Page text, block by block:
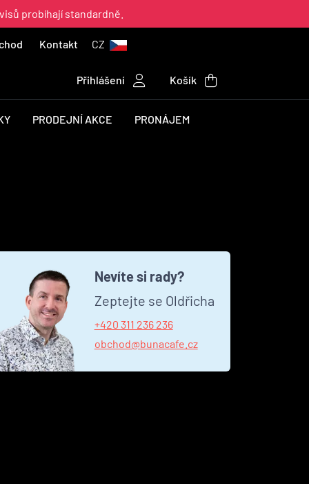
probíhají standardně.
Kontakt CZ
Přihlášení Košík
PRODEJNÍ AKCE PRONÁJEM
Nevíte si rady?
Zeptejte se Oldřicha
+420 311 236 236
obchod@bunacafe.cz